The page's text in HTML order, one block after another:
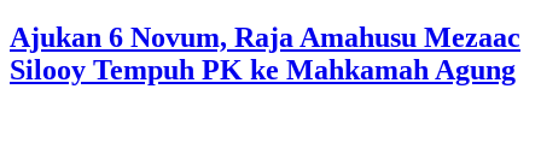
Ajukan 6 Novum, Raja Amahusu Mezaac
Silooy Tempuh PK ke Mahkamah Agung